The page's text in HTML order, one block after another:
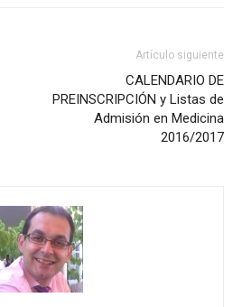
Artículo siguiente
CALENDARIO DE
PREINSCRIPCIÓN y Listas de
Admisión en Medicina
2016/2017